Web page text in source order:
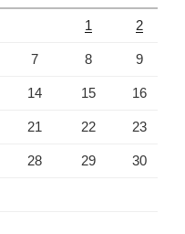
1 2
7 8 9
14 15 16
21 22 23
28 29 30